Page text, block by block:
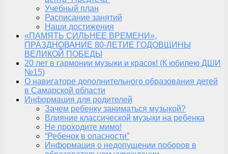
Учебный план
Расписание занятий
Наши достижения
«ПАМЯТЬ СИЛЬНЕЕ ВРЕМЕНИ»,
ПРАЗДНОВАНИЕ 80-ЛЕТИЕ ГОДОВЩИНЫ
ВЕЛИКОЙ ПОБЕДЫ
20 лет в гармонии музыки и красок! (К юбилею ДШИ
№15)
О навигаторе дополнительного образования детей
в Самарской области
Информация для родителей
Зачем ребенку заниматься музыкой?
Влияние классической музыки на ребенка
Не проходите мимо!
“Ребенок в опасности”
Информация о недопущении поборов в